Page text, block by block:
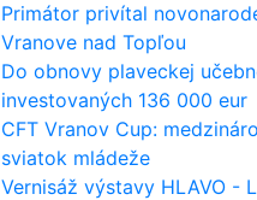
Primátor privítal
Vranove nad Topľou
Do obnovy plaveckej
investovaných 136 000 eur
CFT Vranov Cup:
sviatok mládeže
Vernisáž výstavy HLAVO -